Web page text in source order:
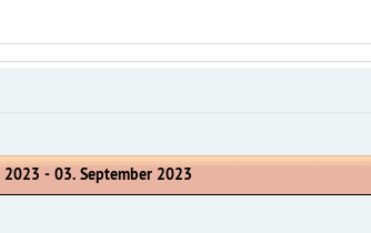
2023 - 03. September 2023